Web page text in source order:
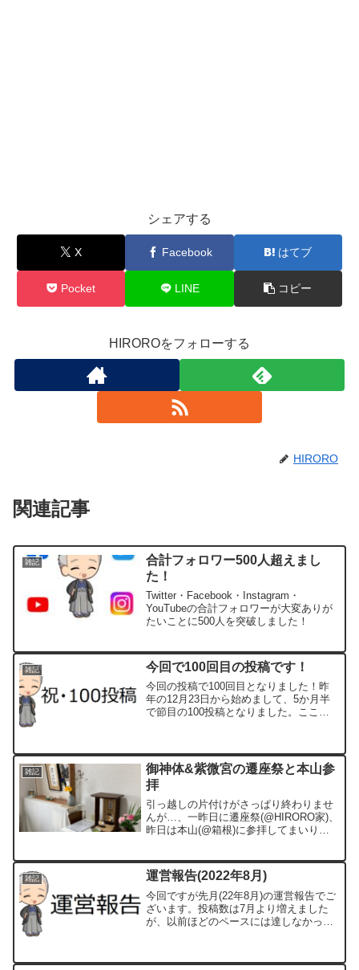
シェアする
X Facebook はてブ
Pocket LINE コピー
HIROROをフォローする
HIRORO
関連記事
雑記
合計フォロワー500人超えまし
た！
Twitter・Facebook・Instagram・
YouTubeの合計フォロワーが大変ありが
たいことに500人を突破しました！
雑記 今回で100回目の投稿です！
今回の投稿で100回目となりました！昨
年の12月23日から始めまして、5か月半
で節目の100投稿となりました。ここま
ありがとうございます。心より感謝申し
上げます。
雑記
御神体&紫微宮の遷座祭と本山参
拝
引っ越しの片付けがさっぱり終わりませ
んが…、一昨日に遷座祭(@HIRORO家)、
昨日は本山(@箱根)に参拝してまいりま
雑記 運営報告(2022年8月)
今回ですが先月(22年8月)の運営報告でご
ざいます。投稿数は7月より増えました
が、以前ほどのペースには達しなかった